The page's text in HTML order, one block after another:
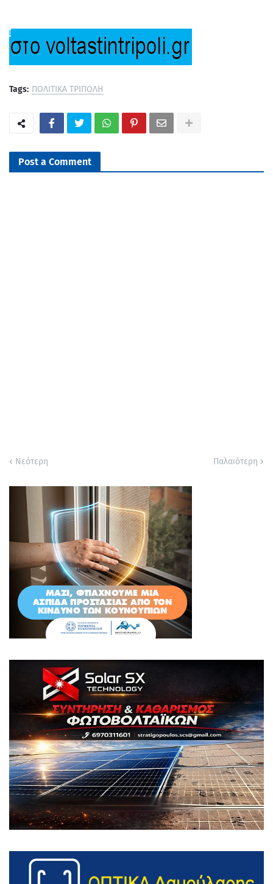
Tags: ΠΟΛΙΤΙΚΑ ΤΡΙΠΟΛΗ
Post a Comment
Νεότερη Παλαιότερη